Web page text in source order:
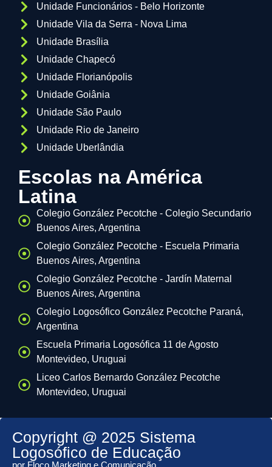
Unidade Funcionários - Belo Horizonte
Unidade Vila da Serra - Nova Lima
Unidade Brasília
Unidade Chapecó
Unidade Florianópolis
Unidade Goiânia
Unidade São Paulo
Unidade Rio de Janeiro
Unidade Uberlândia
Escolas na América
Latina
Colegio González Pecotche - Colegio Secundario
Buenos Aires, Argentina
Colegio González Pecotche - Escuela Primaria
Buenos Aires, Argentina
Colegio González Pecotche - Jardín Maternal
Buenos Aires, Argentina
Colegio Logosófico González Pecotche Paraná,
Argentina
Escuela Primaria Logosófica 11 de Agosto
Montevideo, Uruguai
Liceo Carlos Bernardo González Pecotche
Montevideo, Uruguai
Copyright @ 2025 Sistema
Logosófico de Educação
por Floco Marketing e Comunicação